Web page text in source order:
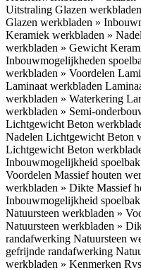
Uitstraling Glazen
Glazen werkbladen »
Keramiek werkbladen »
werkbladen » Gewicht
Inbouwmogelijkheden
werkbladen » Voordelen
Laminaat werkbladen
werkbladen » Waterkering
werkbladen » Semi-
Lichtgewicht Beton
Nadelen Lichtgewicht Beton
Lichtgewicht Beton
Inbouwmogelijkheid spoelbak
Voordelen Massief houten
werkbladen » Dikte Massief
Inbouwmogelijkheid spoelbak
Natuursteen werkbladen »
Natuursteen werkbladen »
randafwerking Natuursteen
gefrijnde randafwerking
werkbladen » Kenmerken